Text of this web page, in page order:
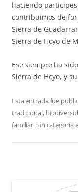
haciendo
contribuimos de
Sierra de
Sierra de Hoyo de
Ese siempre ha
Sierra de Hoyo, y
Esta entrada fue
tradicional,
familiar,Sin categoría